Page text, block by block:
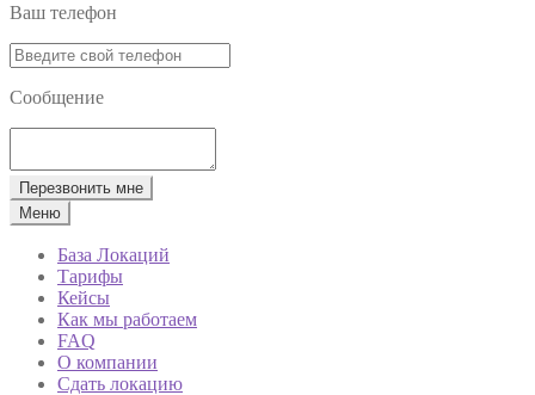
Ваш телефон
Сообщение
Перезвонить мне
Меню
База Локаций
Тарифы
Кейсы
Как мы работаем
FAQ
О компании
Сдать локацию